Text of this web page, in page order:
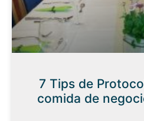
7 Tips de
comida de